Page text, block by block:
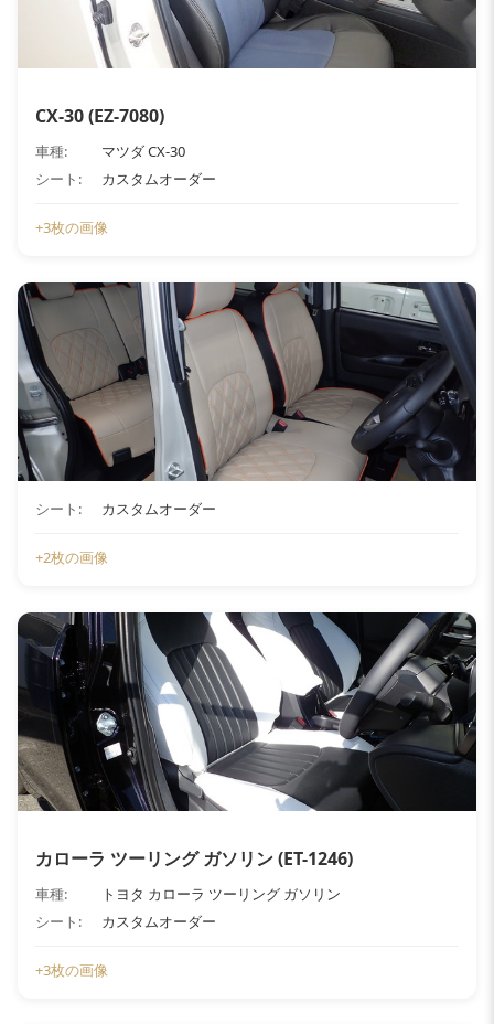
CX-30 (EZ-7080)
車種:
マツダ CX-30
シート:
カスタムオーダー
+3枚の画像
シート: カスタムオーダー
+2枚の画像
カローラ ツーリング ガソリン (ET-1246)
車種:
トヨタ カローラ ツーリング ガソリン
シート:
カスタムオーダー
+3枚の画像